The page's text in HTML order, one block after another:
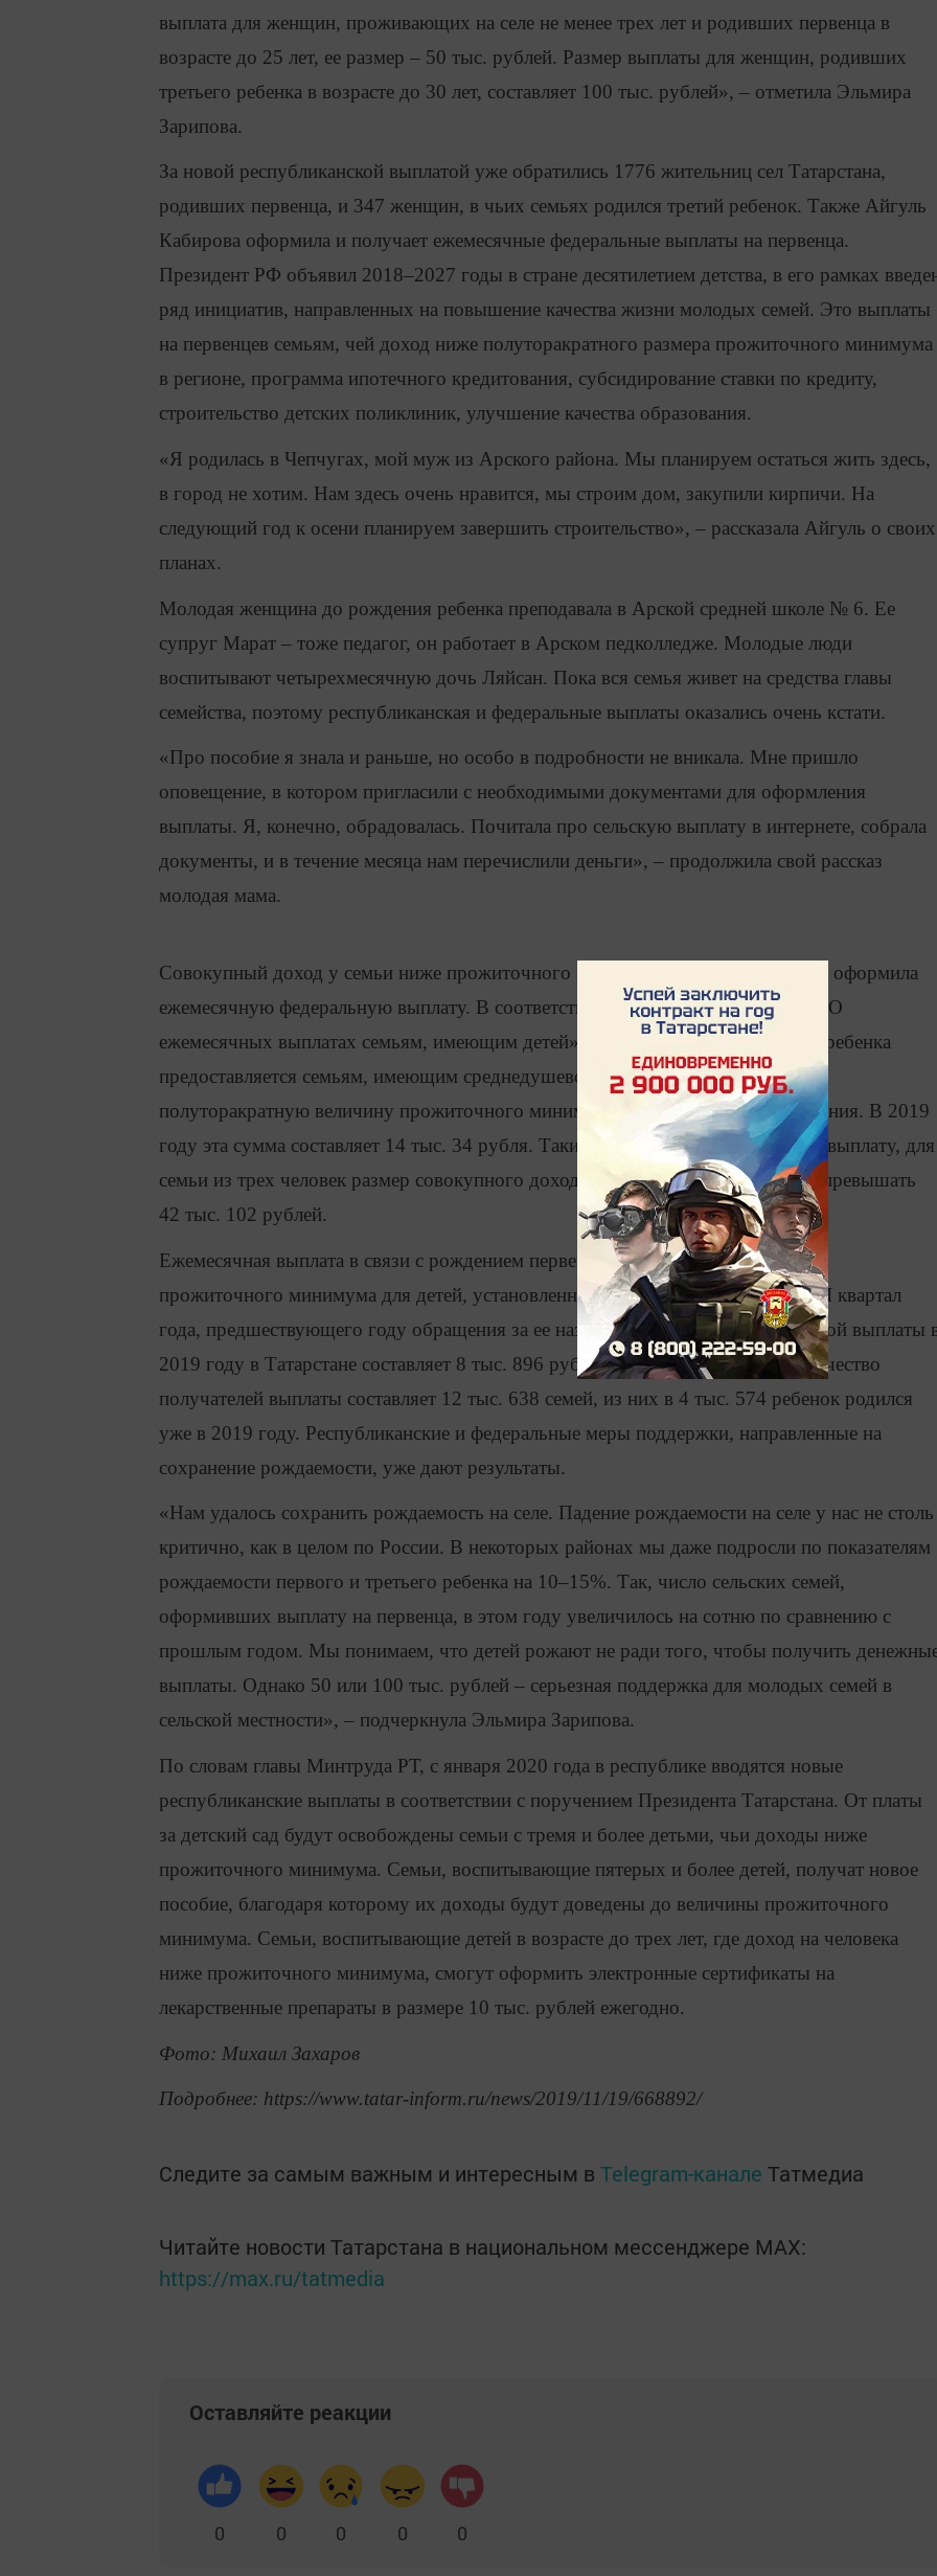
выплата для женщин, проживающих на селе не менее трех лет и родивших первенца в
возрасте до 25 лет, ее размер – 50 тыс. рублей. Размер выплаты для женщин, родивших
третьего ребенка в возрасте до 30 лет, составляет 100 тыс. рублей», – отметила Эльмира
Зарипова.
За новой республиканской выплатой уже обратились 1776 жительниц сел Татарстана,
родивших первенца, и 347 женщин, в чьих семьях родился третий ребенок. Также Айгуль
Кабирова оформила и получает ежемесячные федеральные выплаты на первенца.
Президент РФ объявил 2018–2027 годы в стране десятилетием детства, в его рамках
ряд инициатив, направленных на повышение качества жизни молодых семей. Это выплаты
на первенцев семьям, чей доход ниже полуторакратного размера прожиточного минимума
в регионе, программа ипотечного кредитования, субсидирование ставки по кредиту,
строительство детских поликлиник, улучшение качества образования.
«Я родилась в Чепчугах, мой муж из Арского района. Мы планируем остаться жить здесь,
в город не хотим. Нам здесь очень нравится, мы строим дом, закупили кирпичи. На
следующий год к осени планируем завершить строительство», – рассказала Айгуль о своих
планах.
Молодая женщина до рождения ребенка преподавала в Арской средней школе № 6. Ее
супруг Марат – тоже педагог, он работает в Арском педколледже. Молодые люди
воспитывают четырехмесячную дочь Ляйсан. Пока вся семья живет на средства главы
семейства, поэтому республиканская и федеральные выплаты оказались очень кстати.
«Про пособие я знала и раньше, но особо в подробности не вникала. Мне пришло
оповещение, в котором пригласили с необходимыми документами для оформления
выплаты. Я, конечно, обрадовалась. Почитала про сельскую выплату в интернете, собрала
документы, и в течение месяца нам перечислили деньги», – продолжила свой рассказ
молодая мама.
Совокупный доход у семьи ниже прожиточного минимума, поэтому женщина оформила
ежемесячную федеральную выплату. В соответствии с федеральным законом «О
ежемесячных выплатах семьям, имеющим детей» мера поддержки на первого ребенка
предоставляется семьям, имеющим среднедушевой доход, не превышающий
полуторакратную величину прожиточного минимума трудоспособного населения. В 2019
году эта сумма составляет 14 тыс. 34 рубля. Таким образом, чтобы оформить выплату, для
семьи из трех человек размер совокупного дохода в текущем году не должен превышать
42 тыс. 102 рублей.
Ежемесячная выплата в связи с рождением первенца выплачивается в размере
прожиточного минимума для детей, установленном в субъекте Федерации за II квартал
года, предшествующего году обращения за ее назначением. Размер ежемесячной выплаты
2019 году в Татарстане составляет 8 тыс. 896 рублей. В настоящее время количество
получателей выплаты составляет 12 тыс. 638 семей, из них в 4 тыс. 574 ребенок родился
уже в 2019 году. Республиканские и федеральные меры поддержки, направленные на
сохранение рождаемости, уже дают результаты.
«Нам удалось сохранить рождаемость на селе. Падение рождаемости на селе у нас не столь
критично, как в целом по России. В некоторых районах мы даже подросли по показателям
рождаемости первого и третьего ребенка на 10–15%. Так, число сельских семей,
оформивших выплату на первенца, в этом году увеличилось на сотню по сравнению с
прошлым годом. Мы понимаем, что детей рожают не ради того, чтобы получить
выплаты. Однако 50 или 100 тыс. рублей – серьезная поддержка для молодых семей в
сельской местности», – подчеркнула Эльмира Зарипова.
По словам главы Минтруда РТ, с января 2020 года в республике вводятся новые
республиканские выплаты в соответствии с поручением Президента Татарстана. От платы
за детский сад будут освобождены семьи с тремя и более детьми, чьи доходы ниже
прожиточного минимума. Семьи, воспитывающие пятерых и более детей, получат новое
пособие, благодаря которому их доходы будут доведены до величины прожиточного
минимума. Семьи, воспитывающие детей в возрасте до трех лет, где доход на человека
ниже прожиточного минимума, смогут оформить электронные сертификаты на
лекарственные препараты в размере 10 тыс. рублей ежегодно.
Фото: Михаил Захаров
Подробнее: https://www.tatar-inform.ru/news/2019/11/19/668892/
Следите за самым важным и интересным в Telegram-канале Татмедиа
Читайте новости Татарстана в национальном мессенджере MАХ:
https://max.ru/tatmedia
Оставляйте реакции
0 0 0 0 0